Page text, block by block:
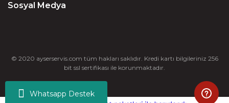
Whatsapp Destek
Sosyal Medya
© 2020 ayserservis.com tüm hakları saklıdır. Kredi kartı bilgileriniz 256
bit ssl sertifikası ile korunmaktadır.